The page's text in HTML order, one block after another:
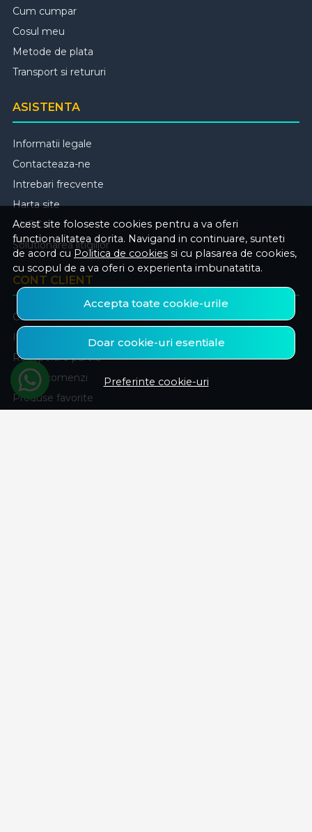
Acest site foloseste cookies pentru a va oferi
functionalitatea dorita. Navigand in continuare, sunteti
de acord cu Politica de cookies si cu plasarea de cookies,
cu scopul de a va oferi o experienta imbunatatita.
Accepta toate cookie-urile
Doar cookie-uri esentiale
Preferinte cookie-uri
Cum cumpar
Cosul meu
Metode de plata
Transport si retururi
ASISTENTA
Informatii legale
Contacteaza-ne
Intrebari frecvente
Harta site
ANPC
Solutionarea litigiilor
CONT CLIENT
Contul meu
Inregistrare
Recuperare parola
Istoric comenzi
Produse favorite